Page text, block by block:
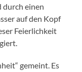
durch einen
auf den Kopf
Feierlichkeit
gemeint. Es